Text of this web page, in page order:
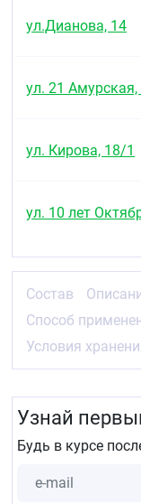
ул.Дианова, 14
ул. 21 Амурская,
ул. Кирова, 18/1
ул. 10 лет
Состав
Способ
Условия
Узнай
Будь в курсе